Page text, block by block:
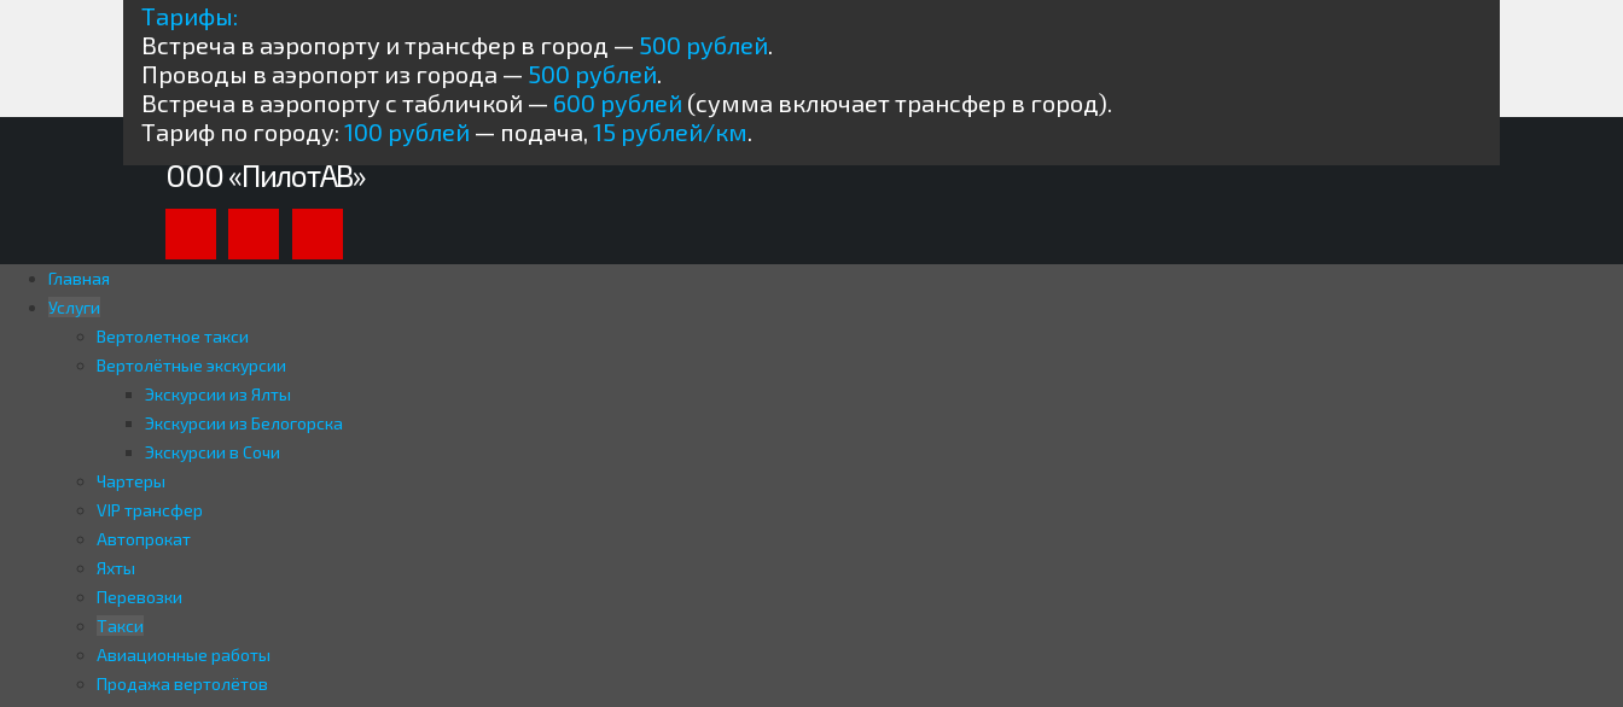
Тарифы:
Встреча в аэропорту и трансфер в город — 500 рублей.
Проводы в аэропорт из города — 500 рублей.
Встреча в аэропорту с табличкой — 600 рублей (сумма включает трансфер в город).
Тариф по городу: 100 рублей — подача, 15 рублей/км.
ООО «ПилотАВ» 2021. Транспортное обслуживание и деловые мероприятия в Крыму. Грузоперевозки. Вертолеты. Такси Симферополь. Автопрокат.
Свадебные автомобили.
ООО «ПилотАВ»
Главная
Услуги
Вертолетное такси
Вертолётные экскурсии
Экскурсии из Ялты
Экскурсии из Белогорска
Экскурсии в Сочи
Чартеры
VIP трансфер
Автопрокат
Яхты
Перевозки
Такси
Авиационные работы
Продажа вертолётов